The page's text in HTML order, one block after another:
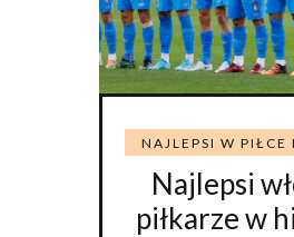
NAJLEPSI W PIŁCE
Najlepsi
piłkarze w